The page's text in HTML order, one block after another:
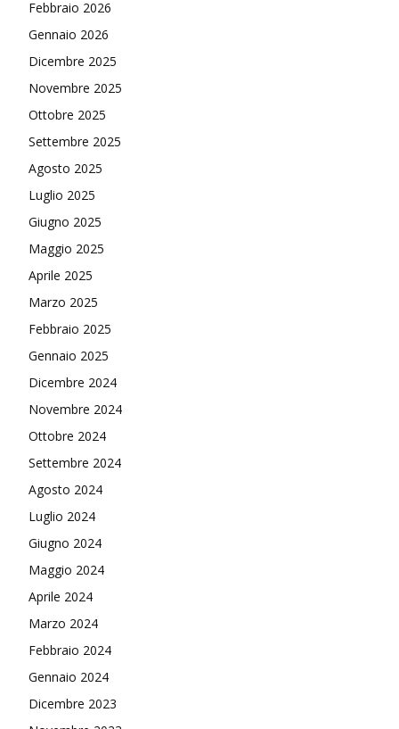
Febbraio 2026
Gennaio 2026
Dicembre 2025
Novembre 2025
Ottobre 2025
Settembre 2025
Agosto 2025
Luglio 2025
Giugno 2025
Maggio 2025
Aprile 2025
Marzo 2025
Febbraio 2025
Gennaio 2025
Dicembre 2024
Novembre 2024
Ottobre 2024
Settembre 2024
Agosto 2024
Luglio 2024
Giugno 2024
Maggio 2024
Aprile 2024
Marzo 2024
Febbraio 2024
Gennaio 2024
Dicembre 2023